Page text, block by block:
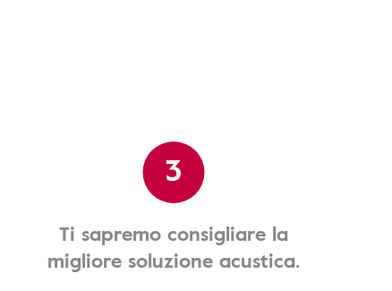
3
Ti sapremo consigliare la
migliore soluzione acustica.